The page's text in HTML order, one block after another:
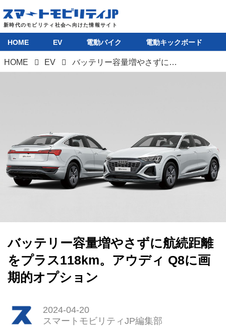
HOME EV 電動バイク 電動キックボード
HOME EV バッテリー容量増やさずに航続距離をプラス118km。アウディ Q8に画期的オプション
バッテリー容量増やさずに航続距離
をプラス118km。アウディ Q8に画
期的オプション
2024-04-20
スマートモビリティJP編集部